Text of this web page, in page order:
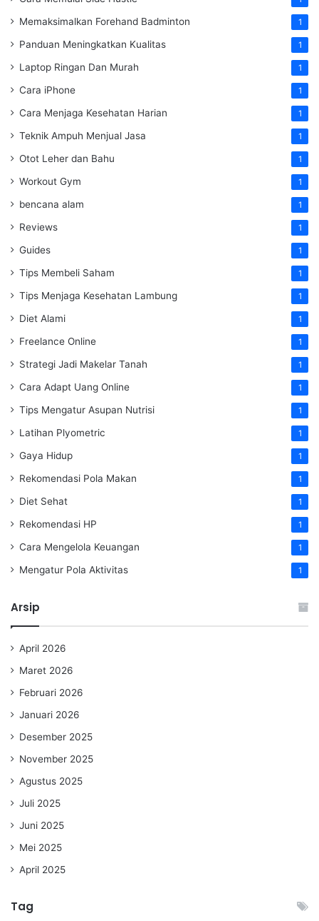
Memaksimalkan Forehand Badminton 1
Panduan Meningkatkan Kualitas 1
Laptop Ringan Dan Murah 1
Cara iPhone 1
Cara Menjaga Kesehatan Harian 1
Teknik Ampuh Menjual Jasa 1
Otot Leher dan Bahu 1
Workout Gym 1
bencana alam 1
Reviews 1
Guides 1
Tips Membeli Saham 1
Tips Menjaga Kesehatan Lambung 1
Diet Alami 1
Freelance Online 1
Strategi Jadi Makelar Tanah 1
Cara Adapt Uang Online 1
Tips Mengatur Asupan Nutrisi 1
Latihan Plyometric 1
Gaya Hidup 1
Rekomendasi Pola Makan 1
Diet Sehat 1
Rekomendasi HP 1
Cara Mengelola Keuangan 1
Mengatur Pola Aktivitas 1
Arsip
April 2026
Maret 2026
Februari 2026
Januari 2026
Desember 2025
November 2025
Agustus 2025
Juli 2025
Juni 2025
Mei 2025
April 2025
Tag